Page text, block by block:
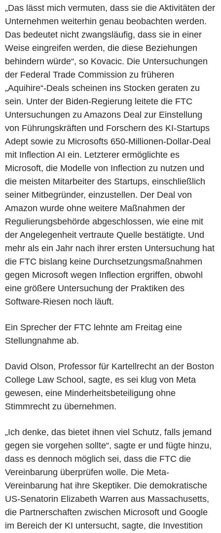
„Das lässt mich vermuten, dass sie die Aktivitäten der
Unternehmen weiterhin genau beobachten werden.
Das bedeutet nicht zwangsläufig, dass sie in einer
Weise eingreifen werden, die diese Beziehungen
behindern würde“, so Kovacic. Die Untersuchungen
der Federal Trade Commission zu früheren
„Aquihire“-Deals scheinen ins Stocken geraten zu
sein. Unter der Biden-Regierung leitete die FTC
Untersuchungen zu Amazons Deal zur Einstellung
von Führungskräften und Forschern des KI-Startups
Adept sowie zu Microsofts 650-Millionen-Dollar-Deal
mit Inflection AI ein. Letzterer ermöglichte es
Microsoft, die Modelle von Inflection zu nutzen und
die meisten Mitarbeiter des Startups, einschließlich
seiner Mitbegründer, einzustellen. Der Deal von
Amazon wurde ohne weitere Maßnahmen der
Regulierungsbehörde abgeschlossen, wie eine mit
der Angelegenheit vertraute Quelle bestätigte. Und
mehr als ein Jahr nach ihrer ersten Untersuchung hat
die FTC bislang keine Durchsetzungsmaßnahmen
gegen Microsoft wegen Inflection ergriffen, obwohl
eine größere Untersuchung der Praktiken des
Software-Riesen noch läuft.
Ein Sprecher der FTC lehnte am Freitag eine
Stellungnahme ab.
David Olson, Professor für Kartellrecht an der Boston
College Law School, sagte, es sei klug von Meta
gewesen, eine Minderheitsbeteiligung ohne
Stimmrecht zu übernehmen.
„Ich denke, das bietet ihnen viel Schutz, falls jemand
gegen sie vorgehen sollte“, sagte er und fügte hinzu,
dass es dennoch möglich sei, dass die FTC die
Vereinbarung überprüfen wolle. Die Meta-
Vereinbarung hat ihre Skeptiker. Die demokratische
US-Senatorin Elizabeth Warren aus Massachusetts,
die Partnerschaften zwischen Microsoft und Google
im Bereich der KI untersucht, sagte, die Investition